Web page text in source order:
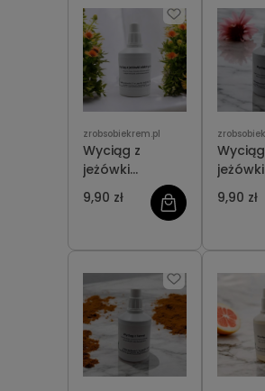
zrobsobiekrem.pl
Wyciąg z
jeżówki
elektrycznej
9,90 zł
jeżówki
9,90 zł